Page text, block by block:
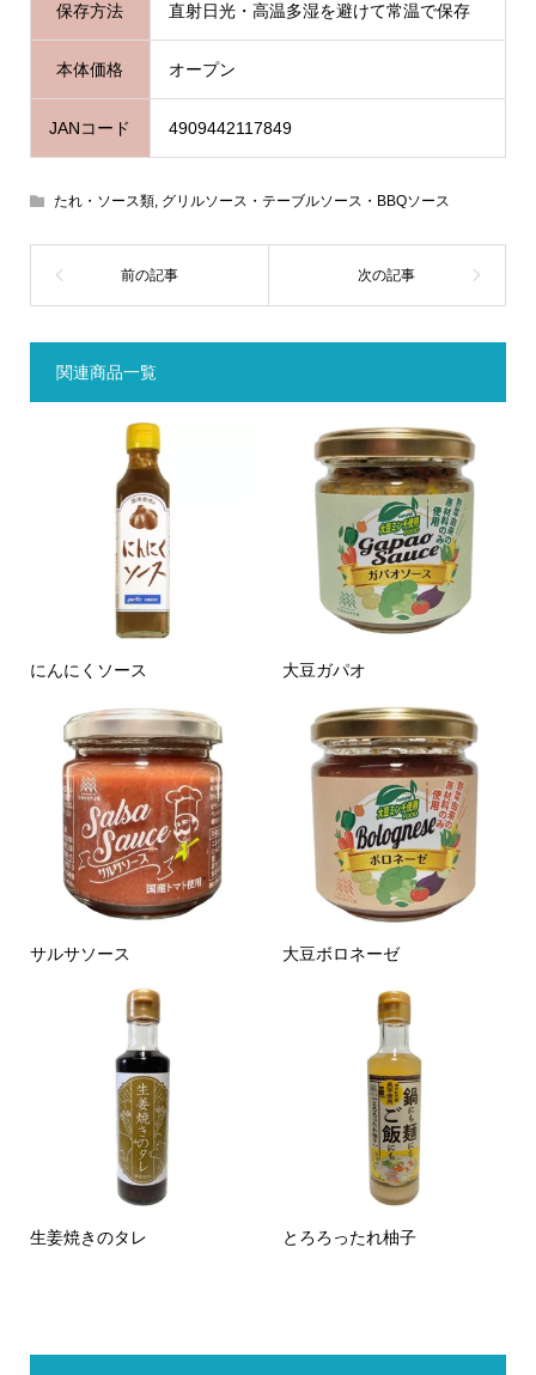
保存方法 直射日光・高温多湿を避けて常温で保存
本体価格 オープン
JANコード 4909442117849
たれ・ソース類, グリルソース・テーブルソース・BBQソース
関連商品一覧
にんにくソース 大豆ガパオ
サルサソース 大豆ボロネーゼ
生姜焼きのタレ とろろったれ柚子